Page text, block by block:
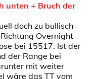
unten + Bruch der
doch zu bullisch
Overnight
bei 15517. Ist der
der Range bei
mit weiter
wäre das TT vom